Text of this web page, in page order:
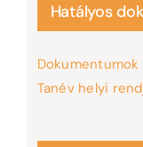
Hatályos
Dokumentumok
Tanév helyi